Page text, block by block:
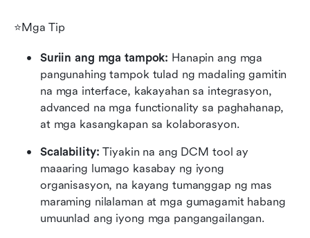
⭐Mga Tip
Suriin ang mga tampok: Hanapin ang mga
pangunahing tampok tulad ng madaling gamitin
na mga interface, kakayahan sa integrasyon,
advanced na mga functionality sa paghahanap,
at mga kasangkapan sa kolaborasyon.
Scalability: Tiyakin na ang DCM tool ay
maaaring lumago kasabay ng iyong
organisasyon, na kayang tumanggap ng mas
maraming nilalaman at mga gumagamit habang
umuunlad ang iyong mga pangangailangan.